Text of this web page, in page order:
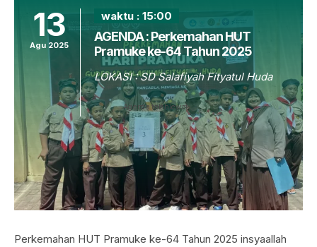
13
Agu 2025
waktu : 15:00
AGENDA : Perkemahan HUT
Pramuke ke-64 Tahun 2025
LOKASI : SD Salafiyah Fityatul Huda
Agenda telah lewat
Perkemahan HUT Pramuke ke-64 Tahun 2025 insyaallah